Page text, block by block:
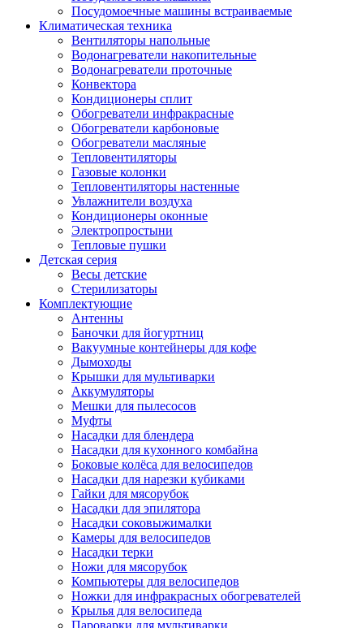
Посудомоечные машины встраиваемые
Климатическая техника
Вентиляторы напольные
Водонагреватели накопительные
Водонагреватели проточные
Конвектора
Кондиционеры сплит
Обогреватели инфракрасные
Обогреватели карбоновые
Обогреватели масляные
Тепловентиляторы
Газовые колонки
Тепловентиляторы настенные
Увлажнители воздуха
Кондиционеры оконные
Электропростыни
Тепловые пушки
Детская серия
Весы детские
Стерилизаторы
Комплектующие
Антенны
Баночки для йогуртниц
Вакуумные контейнеры для кофе
Дымоходы
Крышки для мультиварки
Аккумуляторы
Мешки для пылесосов
Муфты
Насадки для блендера
Насадки для кухонного комбайна
Боковые колёса для велосипедов
Насадки для нарезки кубиками
Гайки для мясорубок
Насадки для эпилятора
Насадки соковыжималки
Камеры для велосипедов
Насадки терки
Ножи для мясорубок
Компьютеры для велосипедов
Ножки для инфракрасных обогревателей
Крылья для велосипеда